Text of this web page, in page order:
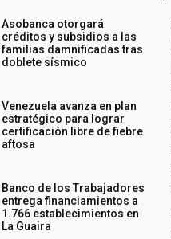
Asobanca otorgará
créditos y subsidios a las
familias damnificadas tras
doblete sísmico
Venezuela avanza en plan
estratégico para lograr
certificación libre de fiebre
aftosa
Banco de los Trabajadores
entrega financiamientos a
1.766 establecimientos en
La Guaira